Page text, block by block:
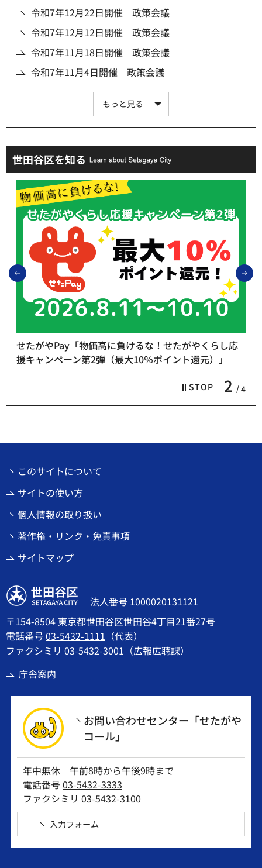
令和7年12月22日開催 政策会議
令和7年12月12日開催 政策会議
令和7年11月18日開催 政策会議
令和7年11月4日開催 政策会議
もっと見る
世田谷区を知る
前のスライドを表示
STOP 2 4
せたがやPay「物価高に負けるな！せたがやくらし応
援キャンペーン第2弾（最大10％ポイント還元）」
このサイトについて
サイトの使い方
個人情報の取り扱い
著作権・リンク・免責事項
サイトマップ
世田谷区
法人番号 1000020131121
〒154-8504 東京都世田谷区世田谷4丁目21番27号
電話番号03-5432-1111 （代表）
ファクシミリ 03-5432-3001（広報広聴課）
庁舎案内
お問い合わせセンター「せたがや
コール」
年中無休 午前8時から午後9時まで
電話番号03-5432-3333
ファクシミリ 03-5432-3100
入力フォーム